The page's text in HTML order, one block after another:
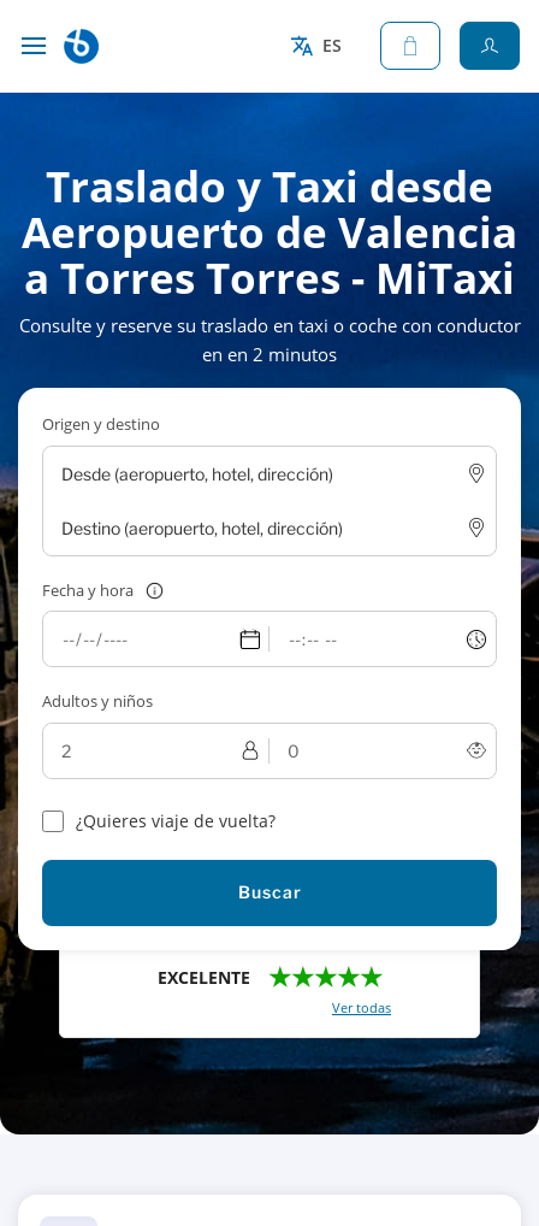
ES
Traslado y Taxi desde
Aeropuerto de Valencia
a Torres Torres - MiTaxi
Consulte y reserve su traslado en taxi o coche con conductor
en en 2 minutos
Origen y destino
Fecha y hora
Adultos y niños
¿Quieres viaje de vuelta?
Buscar
EXCELENTE ★★★★★
Ver todas